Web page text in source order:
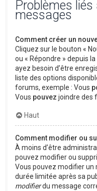
Problèmes
messages
Comment créer un
Cliquez sur le bouton «
ou « Répondre » depuis
ayez besoin d’être
liste des options
forums, exemple : Vous
Vous pouvez joindre des
Haut
Comment modifier ou
À moins d’être
pouvez modifier ou
Vous pouvez modifier un
durée limitée après sa
modifierdu message